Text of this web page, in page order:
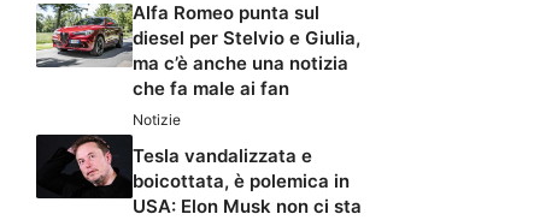
Alfa Romeo punta sul
diesel per Stelvio e Giulia,
ma c’è anche una notizia
che fa male ai fan
Notizie
Tesla vandalizzata e
boicottata, è polemica in
USA: Elon Musk non ci sta